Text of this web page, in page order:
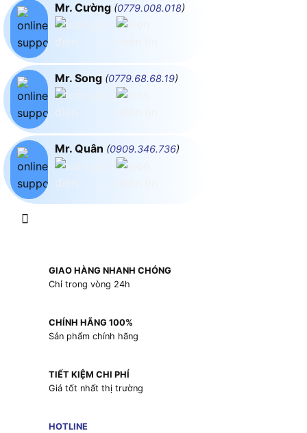
Mr. Cường (0779.008.018)
Mr. Song (0779.68.68.19)
Mr. Quân (0909.346.736)
GIAO HÀNG NHANH CHÓNG
Chỉ trong vòng 24h
CHÍNH HÃNG 100%
Sản phẩm chính hãng
TIẾT KIỆM CHI PHÍ
Giá tốt nhất thị trường
HOTLINE